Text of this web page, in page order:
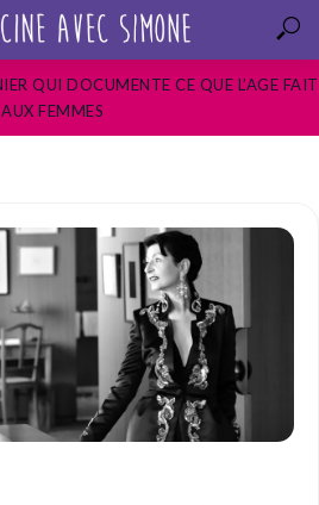
QUI DOCUMENTE CE QUE L’AGE FAIT
AUX FEMMES